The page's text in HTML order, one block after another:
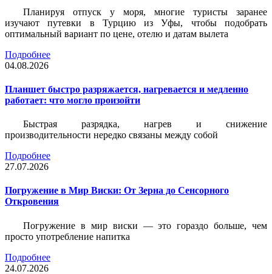
Планируя отпуск у моря, многие туристы заранее
изучают путевки в Турцию из Уфы, чтобы подобрать
оптимальный вариант по цене, отелю и датам вылета
Подробнее
04.08.2026
Планшет быстро разряжается, нагревается и медленно
работает: что могло произойти
Быстрая разрядка, нагрев и снижение
производительности нередко связаны между собой
Подробнее
27.07.2026
Погружение в Мир Виски: От Зерна до Сенсорного
Откровения
Погружение в мир виски — это гораздо больше, чем
просто употребление напитка
Подробнее
24.07.2026